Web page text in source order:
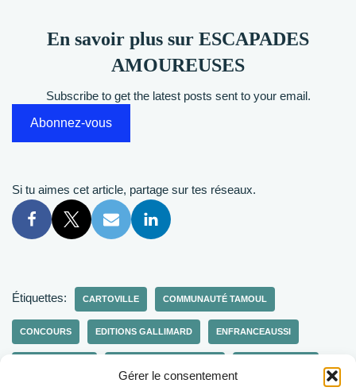
Gérer le consentement
En savoir plus sur ESCAPADES
AMOUREUSES
Subscribe to get the latest posts sent to your email.
Abonnez-vous
Si tu aimes cet article, partage sur tes réseaux.
Étiquettes: CARTOVILLE COMMUNAUTÉ TAMOUL
CONCOURS EDITIONS GALLIMARD ENFRANCEAUSSI